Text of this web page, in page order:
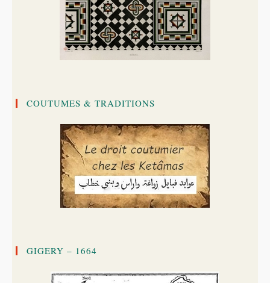
COUTUMES & TRADITIONS
GIGERY – 1664